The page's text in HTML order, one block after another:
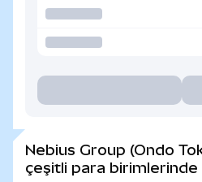
Nebius Group (Ondo
çeşitli para birimlerinde